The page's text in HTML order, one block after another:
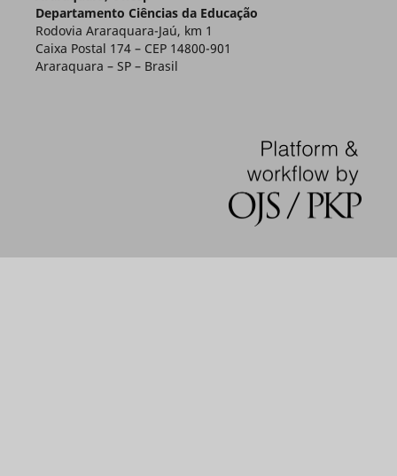
Departamento Ciências da Educação
Rodovia Araraquara-Jaú, km 1
Caixa Postal 174 – CEP 14800-901
Araraquara – SP – Brasil